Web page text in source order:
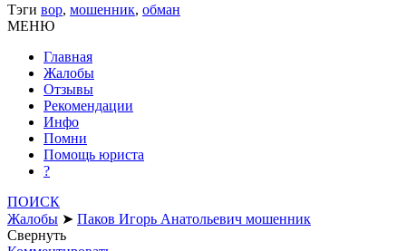
Тэги вор, мошенник, обман
МЕНЮ
Главная
Жалобы
Отзывы
Рекомендации
Инфо
Помни
Помощь юриста
?
ПОИСК
Жалобы ➤ Паков Игорь Анатольевич мошенник
Свернуть